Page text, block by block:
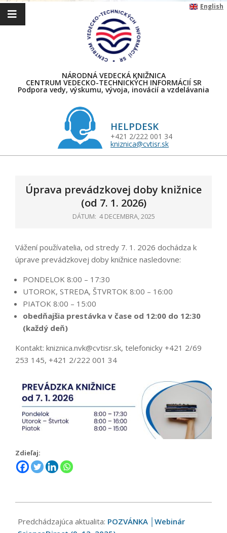
Skip
English
NÁRODNÁ VEDECKÁ KNIŽNICA
CENTRUM VEDECKO-TECHNICKÝCH INFORMÁCIÍ SR
Podpora vedy, výskumu, vývoja, inovácií a vzdelávania
HELPDESK
+421 2/222 001 34
kniznica@cvtisr.sk
Úprava prevádzkovej doby knižnice
(od 7. 1. 2026)
DÁTUM: 4 DECEMBRA, 2025
Vážení používatelia, od stredy 7. 1. 2026 dochádza k
úprave prevádzkovej doby knižnice nasledovne:
PONDELOK 8:00 – 17:30
UTOROK, STREDA, ŠTVRTOK 8:00 – 16:00
PIATOK 8:00 – 15:00
obedňajšia prestávka v čase od 12:00 do 12:30
(každý deň)
Kontakt: kniznica.nvk@cvtisr.sk, telefonicky +421 2/69
253 145, +421 2/222 001 34
Zdieľaj:
12-
Predchádzajúca aktualita: POZVÁNKA │Webinár